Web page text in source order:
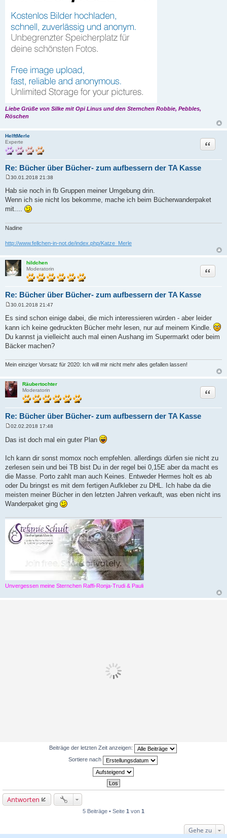
Liebe Grüße von Silke mit Opi Linus und den Sternchen Robbie, Pebbles,
Röschen
HelftMerle
Experte
Re: Bücher über Bücher- zum aufbessern der TA Kasse
Zitat
e
i
t
r
a
30.01.2018 21:38
Hab sie noch in fb Gruppen meiner Umgebung drin.
Wenn ich sie nicht los bekomme, mache ich beim Bücherwanderpaket
mit....
Nadine
http://www.fellchen-in-not.de/index.php/Katze_Merle
hildchen
Moderatorin
Re: Bücher über Bücher- zum aufbessern der TA Kasse
Zitat
i
t
a
g
30.01.2018 21:47
Es sind schon einige dabei, die mich interessieren würden - aber leider
kann ich keine gedruckten Bücher mehr lesen, nur auf meinem Kindle.
Du kannst ja vielleicht auch mal einen Aushang im Supermarkt oder beim
Bäcker machen?
Mein einziger Vorsatz für 2020: Ich will mir nicht mehr alles gefallen lassen!
Räubertochter
Moderatorin
Re: Bücher über Bücher- zum aufbessern der TA Kasse
Zitat
i
r
a
g
02.02.2018 17:48
Das ist doch mal ein guter Plan
Ich kann dir sonst momox noch empfehlen. allerdings dürfen sie nicht zu
zerlesen sein und bei TB bist Du in der regel bei 0,15E aber da macht es
die Masse. Porto zahlt man auch Keines. Entweder Hermes holt es ab
oder Du bringst es mit dem fertigen Aufkleber zu DHL. Ich habe da die
meisten meiner Bücher in den letzten Jahren verkauft, was eben nicht ins
Wanderpaket ging
Unvergessen meine Sternchen Raffi-Ronja-Trudi & Pauli
Beiträge der letzten Zeit anzeigen:
Sortiere nach
Antworten
5 Beiträge • Seite 1 von 1
Gehe zu